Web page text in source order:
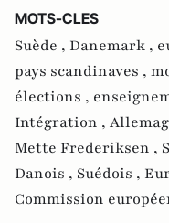
MOTS-CLES
Suède , Danemark ,
pays scandinaves ,
élections ,
Intégration ,
Mette Frederiksen ,
Danois , Suédois ,
Commission